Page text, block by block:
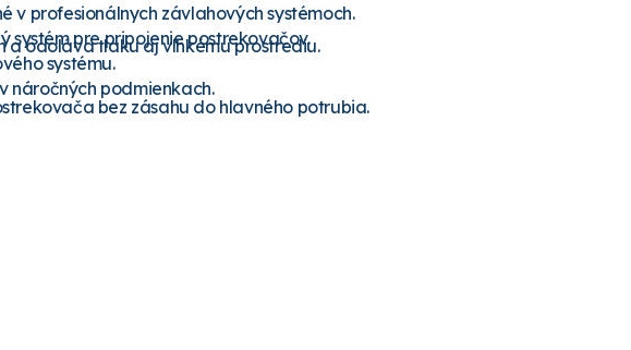
a odoláva tlaku aj vlhkému prostrediu.
bez zásahu do hlavného potrubia.
v profesionálnych závlahových systémoch.
systém pre pripojenie postrekovačov.
systému.
náročných podmienkach.